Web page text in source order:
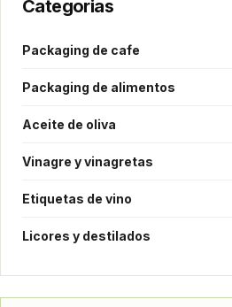
Categorias
Packaging de cafe
Packaging de alimentos
Aceite de oliva
Vinagre y vinagretas
Etiquetas de vino
Licores y destilados